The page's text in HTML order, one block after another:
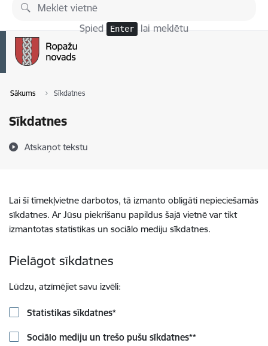
Pāriet uz lapas saturu
Spied Enter lai meklētu
Sākums Sīkdatnes
Sīkdatnes
Atskaņot tekstu
Lai šī tīmekļvietne darbotos, tā izmanto obligāti nepieciešamās
sīkdatnes. Ar Jūsu piekrišanu papildus šajā vietnē var tikt
izmantotas statistikas un sociālo mediju sīkdatnes.
Pielāgot sīkdatnes
Lūdzu, atzīmējiet savu izvēli:
Statistikas sīkdatnes*
Sociālo mediju un trešo pušu sīkdatnes**